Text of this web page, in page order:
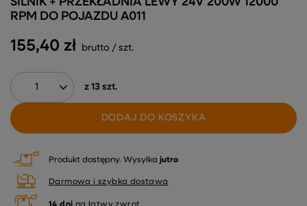
155,40 zł brutto / szt.
z 13 szt.
DODAJ DO KOSZYKA
RPM DO POJAZDU A011
Produkt dostępny Wysyłka jutro
Darmowa i szybka dostawa